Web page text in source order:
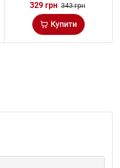
329 грн 343 грн
Купити